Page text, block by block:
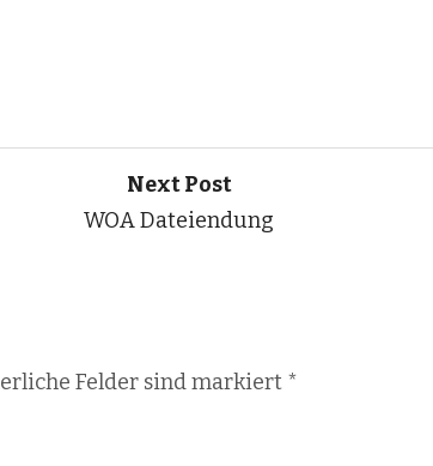
Next Post
WOA Dateiendung
Felder sind markiert *